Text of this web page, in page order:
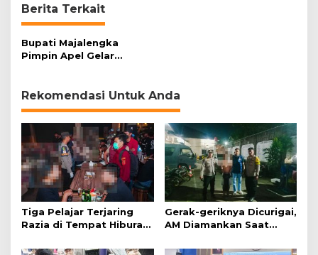
Berita Terkait
Bupati Majalengka
Pimpin Apel Gelar
Rekomendasi Untuk Anda
Tiga Pelajar Terjaring
Razia di Tempat Hiburan
Gerak-geriknya Dicurigai,
AM Diamankan Saat